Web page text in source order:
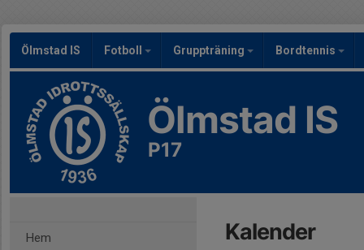
Ölmstad IS Fotboll Gruppträning Bordtennis
Ölmstad IS
P17
Hem Kalender